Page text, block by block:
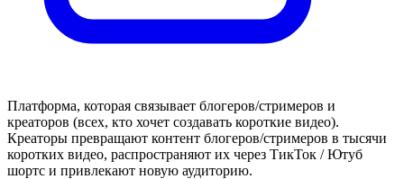
Платформа, которая связывает блогеров/стримеров и
креаторов (всех, кто хочет создавать короткие видео).
Креаторы превращают контент блогеров/стримеров в тысячи
коротких видео, распространяют их через ТикТок / Ютуб
шортс и привлекают новую аудиторию.